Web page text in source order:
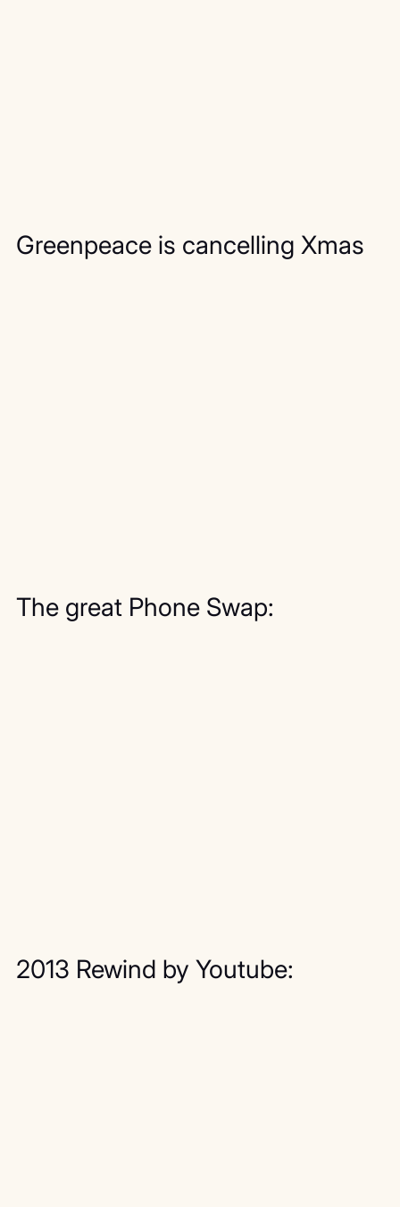
Greenpeace is cancelling Xmas
The great Phone Swap:
2013 Rewind by Youtube: